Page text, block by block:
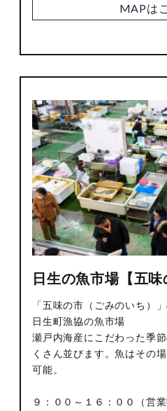
MAPは
日生の魚市場【五味
「五味の市（ごみのいち）
日生町漁協の魚市場
瀬戸内海産にこだわった季
くさん並びます。魚はその
可能。
９：００～１６：００（営